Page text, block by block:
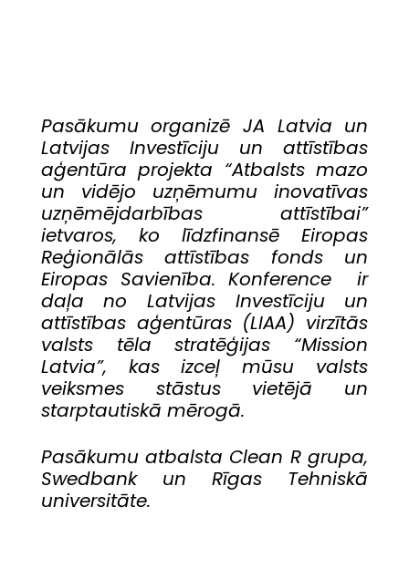
Pasākumu organizē JA Latvia un
Latvijas Investīciju un attīstības
aģentūra projekta “Atbalsts mazo
un vidējo uzņēmumu inovatīvas
uzņēmējdarbības attīstībai”
ietvaros, ko līdzfinansē Eiropas
Reģionālās attīstības fonds un
Eiropas Savienība. Konference ir
daļa no Latvijas Investīciju un
attīstības aģentūras (LIAA) virzītās
valsts tēla stratēģijas “Mission
Latvia”, kas izceļ mūsu valsts
veiksmes stāstus vietējā un
starptautiskā mērogā.
Pasākumu atbalsta Clean R grupa,
Swedbank un Rīgas Tehniskā
universitāte.